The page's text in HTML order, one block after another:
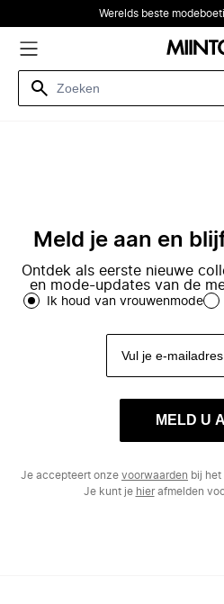
Werelds beste
Meld je aan en
Ontdek als eerste nieuwe
en mode-updates van de
Ik houd van vrouwenmode
MELD U
Je accepteert onze voorwaarden bij
Je kunt je hierafmelden